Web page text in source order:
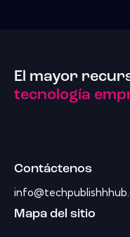
El mayor
tecnología
Contáctenos
Mapa del sitio